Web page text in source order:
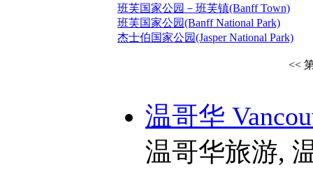
班芙国家公园－班芙镇(Banff Town)
班芙国家公园(Banff National Park)
杰士伯国家公园(Jasper National Park)
<<
温哥华
温哥华旅游,